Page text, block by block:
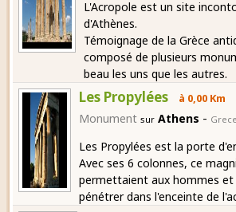
L'Acropole est un site
d'Athènes.
Témoignage de la Grèce
composé de plusieurs
beau les uns que les autres.
Les Propylées à 0,00 Km
Monument sur Athens - Grece
Les Propylées est la porte
Avec ses 6 colonnes, ce
permettaient aux hommes et
pénétrer dans l'enceinte de